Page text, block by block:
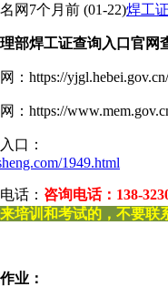
网 7个月前 (01-22)焊工证
部焊工证查询入口官网
：https://
：https://
口：
1949.html
话： 咨询电话：138-
培训和考试的，不要联
业：